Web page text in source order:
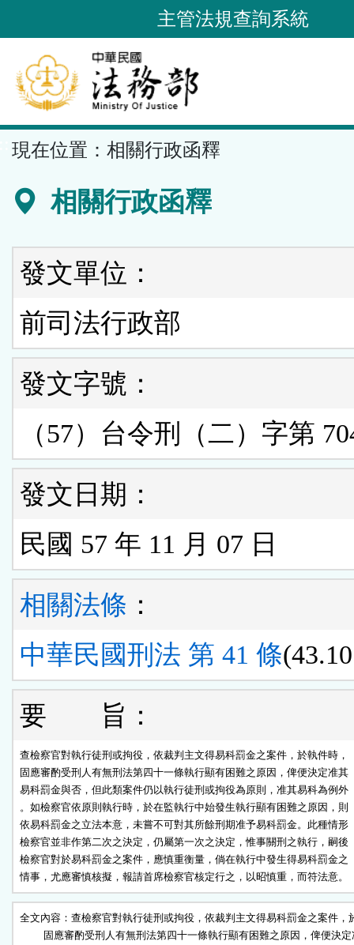
到
要
內
容
區
主管法規查詢系統
現在位置： 相關行政函釋
相關行政函釋
發文單位：
前司法行政部
發文字號：
（57）台令刑（二）字第
發文日期：
民國 57 年 11 月 07 日
相關法條 ：
中華民國刑法 第 41 條
要 旨：
查檢察官對執行徒刑或拘役，依裁判主文得易科罰金之案件，於執件時，
固應審酌受刑人有無刑法第四十一條執行顯有困難之原因，俾便決定准其
易科罰金與否，但此類案件仍以執行徒刑或拘役為原則，准其易科為例外
。如檢察官依原則執行時，於在監執行中始發生執行顯有困難之原因，則
依易科罰金之立法本意，未嘗不可對其所餘刑期准予易科罰金。此種情形
檢察官並非作第二次之決定，仍屬第一次之決定，惟事關刑之執行，嗣後
檢察官對於易科罰金之案件，應慎重衡量，倘在執行中發生得易科罰金之
情事，尤應審慎核擬，報請首席檢察官核定行之，以昭慎重，而符法意。
全文內容：查檢察官對執行徒刑或拘役，依裁判主文得易科罰金之案件，
固應審酌受刑人有無刑法第四十一條執行顯有困難之原因，俾便決